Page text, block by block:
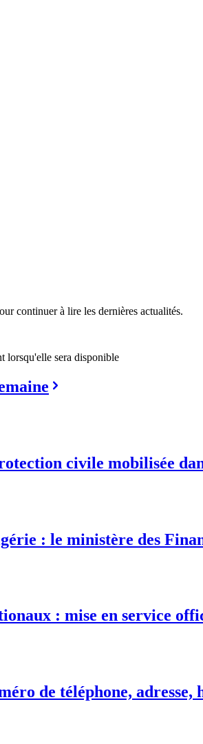
continuer à lire les dernières actualités.
lorsqu'elle sera disponible
civile mobilisée
: le ministère des
: mise en service
de téléphone,